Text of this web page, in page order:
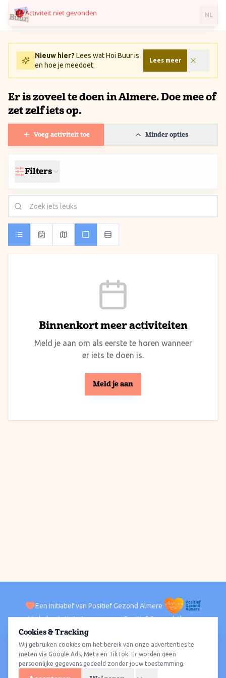
Ga naar inhoud / Skip to content
NL
Nieuw hier? Lees wat Hoi Buur is
en hoe je meedoet.
Lees meer
Er is zoveel te doen in Almere. Doe mee of
zet zelf iets op.
Voeg activiteit toe Minder opties
Filters
Binnenkort meer activiteiten
Meld je aan om als eerste te horen wanneer
er iets te doen is.
Meld je aan
Een initiatief van Positief Gezond Almere
VerhalenActiviteiten Positief Gezond Almere
ACTIVITEITEN PER WIJK
Alle wijkenAlmere HavenAlmere StadAlmere BuitenAlmere Poort
Almere HoutAlmere OosterwoldWat te doen
Cookies & Tracking
Wij gebruiken cookies om het bereik van onze advertenties te
meten via Google Ads, Meta en TikTok. Er worden geen
persoonlijke gegevens gedeeld zonder jouw toestemming.